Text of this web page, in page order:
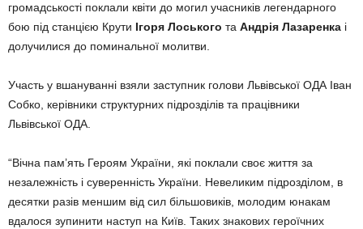
громадськості поклали квіти до могил учасників легендарного
бою під станцією Крути Ігоря Лоського та Андрія Лазаренка і
долучилися до поминальної молитви.
Участь у вшануванні взяли заступник голови Львівської ОДА Іван
Собко, керівники структурних підрозділів та працівники
Львівської ОДА.
“Вічна пам’ять Героям України, які поклали своє життя за
незалежність і суверенність України. Невеликим підрозділом, в
десятки разів меншим від сил більшовиків, молодим юнакам
вдалося зупинити наступ на Київ. Таких знакових героїчних